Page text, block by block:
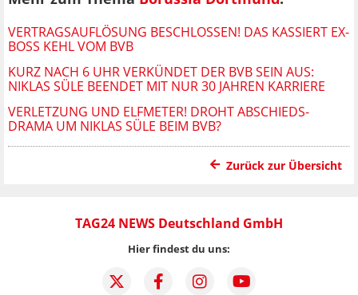
VERTRAGSAUFLÖSUNG BESCHLOSSEN! DAS KASSIERT EX-
BOSS KEHL VOM BVB
KURZ NACH 6 UHR VERKÜNDET DER BVB SEIN AUS:
NIKLAS SÜLE BEENDET MIT NUR 30 JAHREN KARRIERE
VERLETZUNG UND ELFMETER! DROHT ABSCHIEDS-
DRAMA UM NIKLAS SÜLE BEIM BVB?
Zurück zur Übersicht
TAG24 NEWS Deutschland GmbH
Hier findest du uns: